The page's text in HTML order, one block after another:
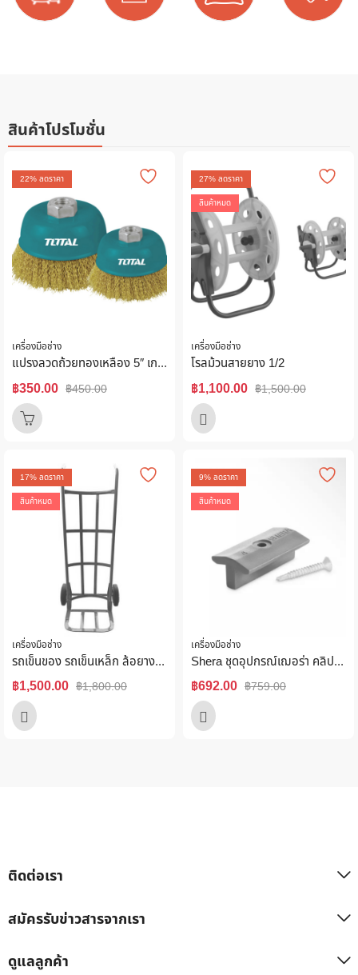
สินค้าโปรโมชั่น
22% ลดราคา
เครื่องมือช่าง
แปรงลวดถ้วยทองเหลือง 5″ เกลียว M14x2 Total รุ่น TAC31051
฿350.00 ฿450.00
17% ลดราคา
สินค้าหมด
เครื่องมือช่าง
รถเข็นของ รถเข็นเหล็ก ล้อยางไนล่อนแท้ 100% สีฟ้า แบบตรง
฿1,500.00 ฿1,800.00
27% ลดราคา
สินค้าหมด
เครื่องมือช่าง
โรลม้วนสายยาง 1/2
฿1,100.00 ฿1,500.00
9% ลดราคา
สินค้าหมด
เครื่องมือช่าง
Shera ชุดอุปกรณ์เฌอร่า คลิป-ล็อค 36ชุดต่อกล่อง
฿692.00 ฿759.00
ติดต่อเรา
สมัครรับข่าวสารจากเรา
ดูแลลูกค้า